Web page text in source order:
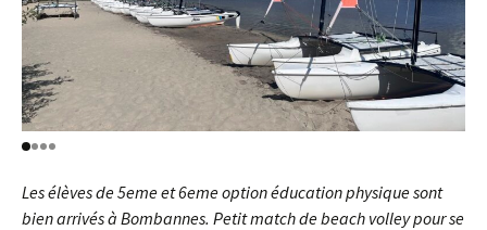
Les élèves de 5eme et 6eme option éducation physique sont
bien arrivés à Bombannes. Petit match de beach volley pour se